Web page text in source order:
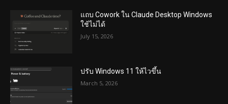
แถบ Cowork ใน Claude Desktop Windows
ใช้ไม่ได้
July 15, 2026
ปรับ Windows 11 ให้ไวขึ้น
March 5, 2026